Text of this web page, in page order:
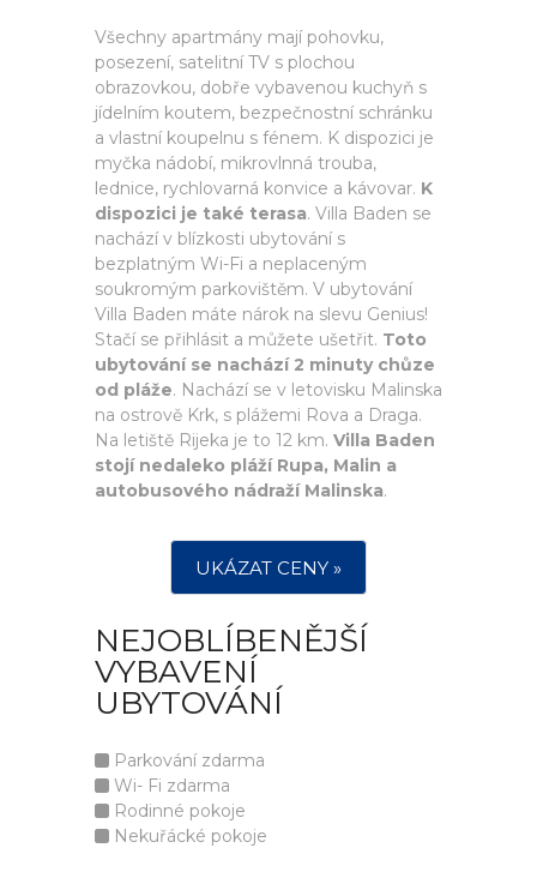
Všechny apartmány mají pohovku,
posezení, satelitní TV s plochou
obrazovkou, dobře vybavenou kuchyň s
jídelním koutem, bezpečnostní schránku
a vlastní koupelnu s fénem. K dispozici je
myčka nádobí, mikrovlnná trouba,
lednice, rychlovarná konvice a kávovar. K
dispozici je také terasa. Villa Baden se
nachází v blízkosti ubytování s
bezplatným Wi-Fi a neplaceným
soukromým parkovištěm. V ubytování
Villa Baden máte nárok na slevu Genius!
Stačí se přihlásit a můžete ušetřit. Toto
ubytování se nachází 2 minuty chůze
od pláže. Nachází se v letovisku Malinska
na ostrově Krk, s plážemi Rova a Draga.
Na letiště Rijeka je to 12 km. Villa Baden
stojí nedaleko pláží Rupa, Malin a
autobusového nádraží Malinska.
UKÁZAT CENY »
NEJOBLÍBENĚJŠÍ
VYBAVENÍ
UBYTOVÁNÍ
Parkování zdarma
Wi- Fi zdarma
Rodinné pokoje
Nekuřácké pokoje